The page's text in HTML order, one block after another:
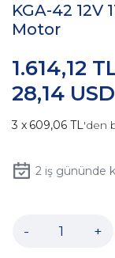
KGA-42 12V
Motor
28,14
1.614,12
609,06 TL'den
2iş gününde
- +